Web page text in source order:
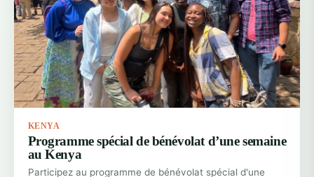
KENYA
Programme spécial de bénévolat d’une semaine
au Kenya
Participez au programme de bénévolat spécial d'une